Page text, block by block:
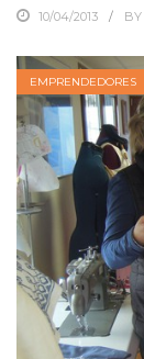
10/04/2013 BY
EMPRENDEDORES